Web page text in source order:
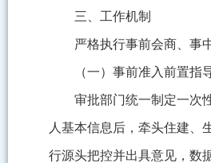
三、工作机制
严格执行事前会商、事
（一）事前准入前置指
审批部门统一制定一次
人基本信息后，牵头住建、
行源头把控并出具意见，数